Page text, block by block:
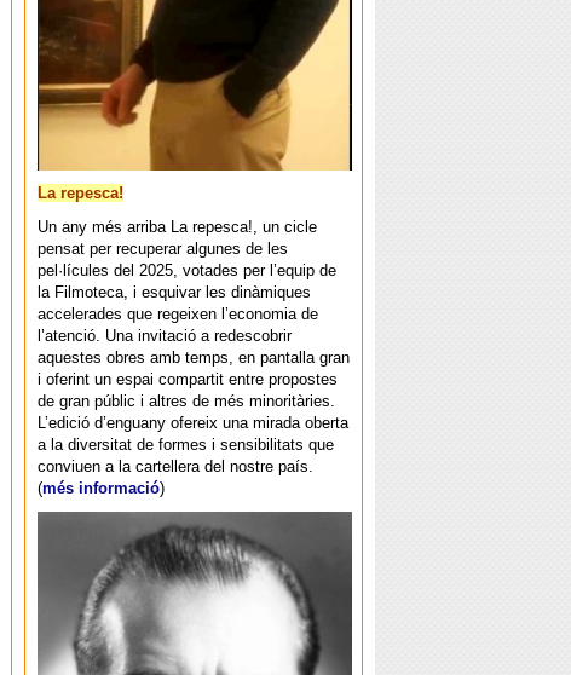
La repesca!
Un any més arriba La repesca!, un cicle
pensat per recuperar algunes de les
pel·lícules del 2025, votades per l’equip de
la Filmoteca, i esquivar les dinàmiques
accelerades que regeixen l’economia de
l’atenció. Una invitació a redescobrir
aquestes obres amb temps, en pantalla gran
i oferint un espai compartit entre propostes
de gran públic i altres de més minoritàries.
L’edició d’enguany ofereix una mirada oberta
a la diversitat de formes i sensibilitats que
conviuen a la cartellera del nostre país.
(més informació)